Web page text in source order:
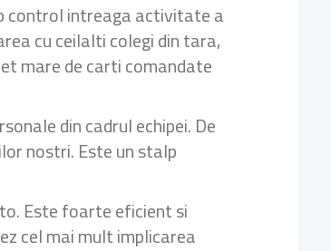
control intreaga activitate a
cu ceilalti colegi din tara,
mare de carti comandate
din cadrul echipei. De
nostri. Este un stalp
Este foarte eficient si
cel mai mult implicarea